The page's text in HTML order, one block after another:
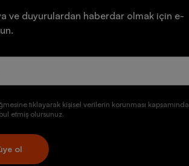
ve duyurulardan haberdar olmak için e-
tıklayarak kişisel verilerin korunması kapsamında
etmiş olursunuz.
ol